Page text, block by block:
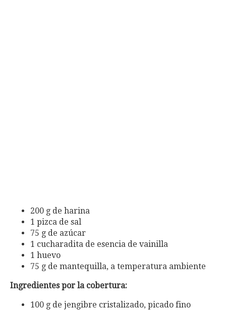
200 g de harina
1 pizca de sal
75 g de azúcar
1 cucharadita de esencia de vainilla
1 huevo
75 g de mantequilla, a temperatura ambiente
Ingredientes por la cobertura:
100 g de jengibre cristalizado, picado fino